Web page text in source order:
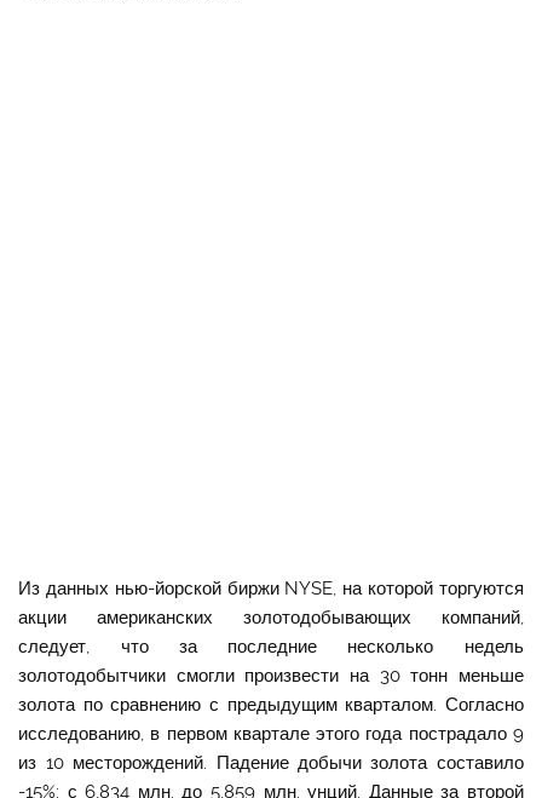
Из данных нью-йорской биржи NYSE, на которой торгуются
акции американских золотодобывающих компаний,
следует, что за последние несколько недель
золотодобытчики смогли произвести на 30 тонн меньше
золота по сравнению с предыдущим кварталом. Согласно
исследованию, в первом квартале этого года пострадало 9
из 10 месторождений. Падение добычи золота составило
-15%: с 6,834 млн. до 5,859 млн. унций. Данные за второй